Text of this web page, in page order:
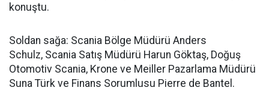
konuştu.
Soldan sağa: Scania Bölge Müdürü Anders
Schulz, Scania Satış Müdürü Harun Göktaş, Doğuş
Otomotiv Scania, Krone ve Meiller Pazarlama Müdürü
Suna Türk ve Finans Sorumlusu Pierre de Bantel.